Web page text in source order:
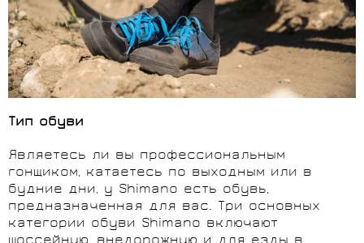
Тип обуви
Являетесь ли вы профессиональным
гонщиком, катаетесь по выходным или в
будние дни, у Shimano есть обувь,
предназначенная для вас. Три основных
категории обуви Shimano включают